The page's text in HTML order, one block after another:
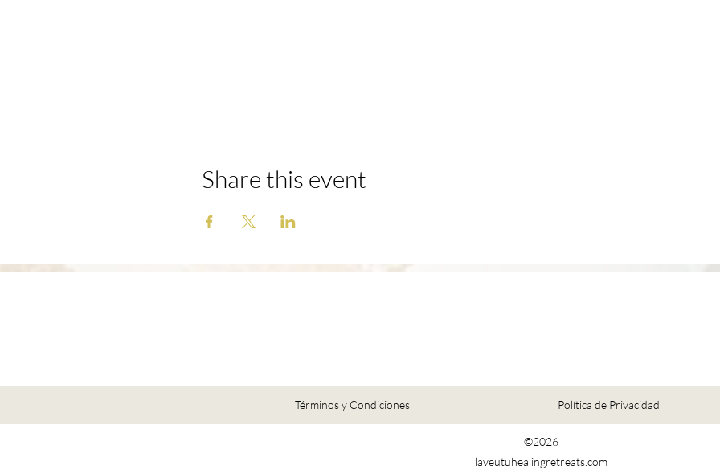
Share this event
Términos y Condiciones Política de Privacidad
©2026
laveutuhealingretreats.com